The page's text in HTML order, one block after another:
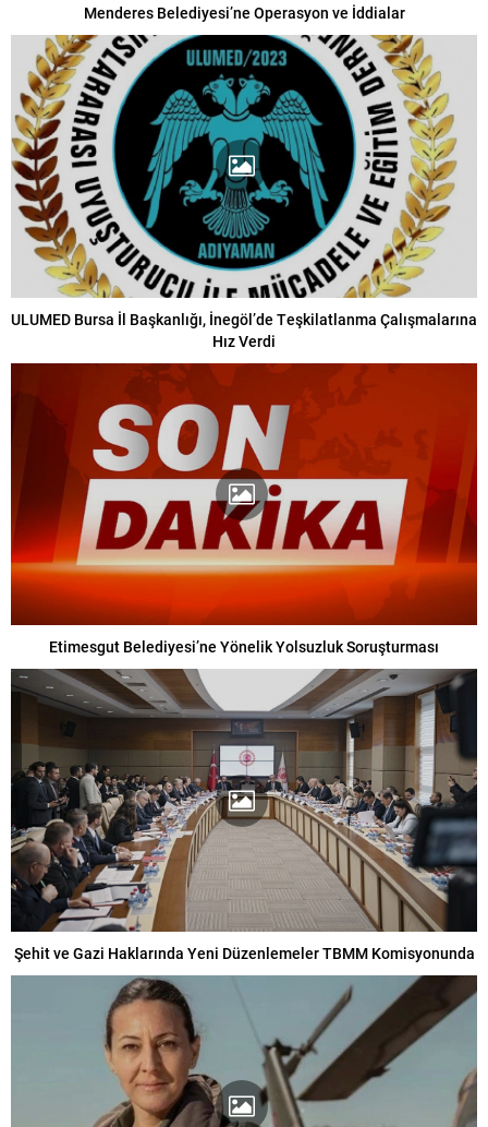
Menderes Belediyesi’ne Operasyon ve İddialar
ULUMED Bursa İl Başkanlığı, İnegöl’de Teşkilatlanma Çalışmalarına
Hız Verdi
Etimesgut Belediyesi’ne Yönelik Yolsuzluk Soruşturması
Şehit ve Gazi Haklarında Yeni Düzenlemeler TBMM Komisyonunda